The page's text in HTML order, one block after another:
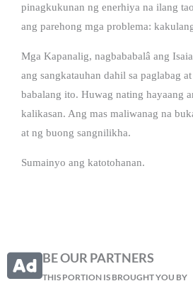
pinagkukunan ng enerhiya na ilang
ang parehong mga problema:
Mga Kapanalig, nagbababalâ ang
ang sangkatauhan dahil sa paglabag
babalang ito. Huwag nating hayaang
kalikasan. Ang mas maliwanag na
at ng buong sangnilikha.
Sumainyo ang katotohanan.
BE OUR PARTNERS
THIS PORTION IS BROUGHT YOU BY